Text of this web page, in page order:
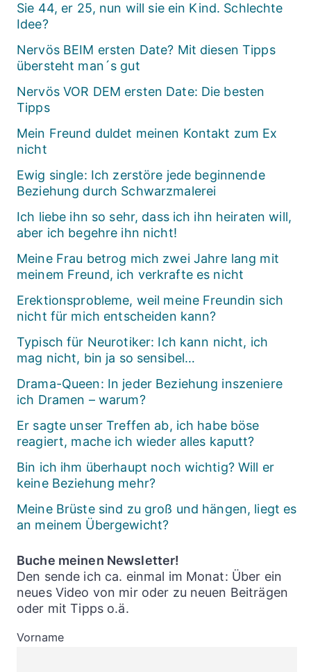
Sie 44, er 25, nun will sie ein Kind. Schlechte
Idee?
Nervös BEIM ersten Date? Mit diesen Tipps
übersteht man´s gut
Nervös VOR DEM ersten Date: Die besten
Tipps
Mein Freund duldet meinen Kontakt zum Ex
nicht
Ewig single: Ich zerstöre jede beginnende
Beziehung durch Schwarzmalerei
Ich liebe ihn so sehr, dass ich ihn heiraten will,
aber ich begehre ihn nicht!
Meine Frau betrog mich zwei Jahre lang mit
meinem Freund, ich verkrafte es nicht
Erektionsprobleme, weil meine Freundin sich
nicht für mich entscheiden kann?
Typisch für Neurotiker: Ich kann nicht, ich
mag nicht, bin ja so sensibel…
Drama-Queen: In jeder Beziehung inszeniere
ich Dramen – warum?
Er sagte unser Treffen ab, ich habe böse
reagiert, mache ich wieder alles kaputt?
Bin ich ihm überhaupt noch wichtig? Will er
keine Beziehung mehr?
Meine Brüste sind zu groß und hängen, liegt es
an meinem Übergewicht?
Buche meinen Newsletter!
Den sende ich ca. einmal im Monat: Über ein
neues Video von mir oder zu neuen Beiträgen
oder mit Tipps o.ä.
Vorname